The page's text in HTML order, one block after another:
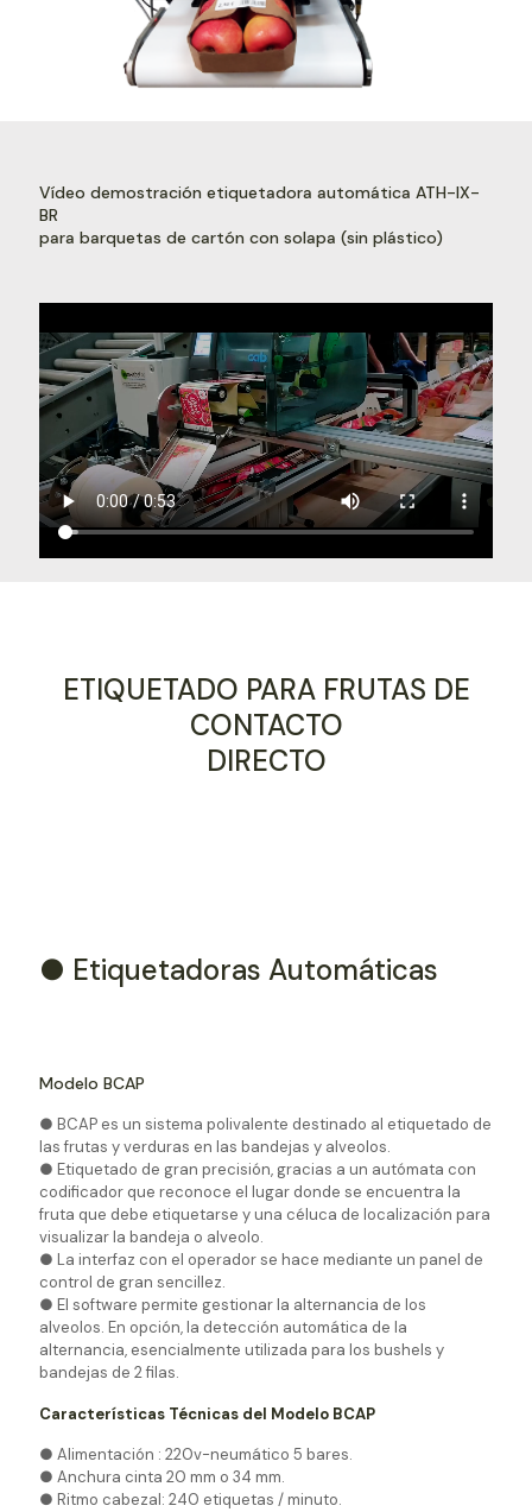
Vídeo demostración etiquetadora automática ATH-IX-
BR
para barquetas de cartón con solapa (sin plástico)
ETIQUETADO PARA FRUTAS DE
CONTACTO
DIRECTO
● Etiquetadoras Automáticas
Modelo BCAP
● BCAP es un sistema polivalente destinado al etiquetado de
las frutas y verduras en las bandejas y alveolos.
● Etiquetado de gran precisión, gracias a un autómata con
codificador que reconoce el lugar donde se encuentra la
fruta que debe etiquetarse y una céluca de localización para
visualizar la bandeja o alveolo.
● La interfaz con el operador se hace mediante un panel de
control de gran sencillez.
● El software permite gestionar la alternancia de los
alveolos. En opción, la detección automática de la
alternancia, esencialmente utilizada para los bushels y
bandejas de 2 filas.
Características Técnicas del Modelo BCAP
● Alimentación : 220v-neumático 5 bares.
● Anchura cinta 20 mm o 34 mm.
● Ritmo cabezal: 240 etiquetas / minuto.